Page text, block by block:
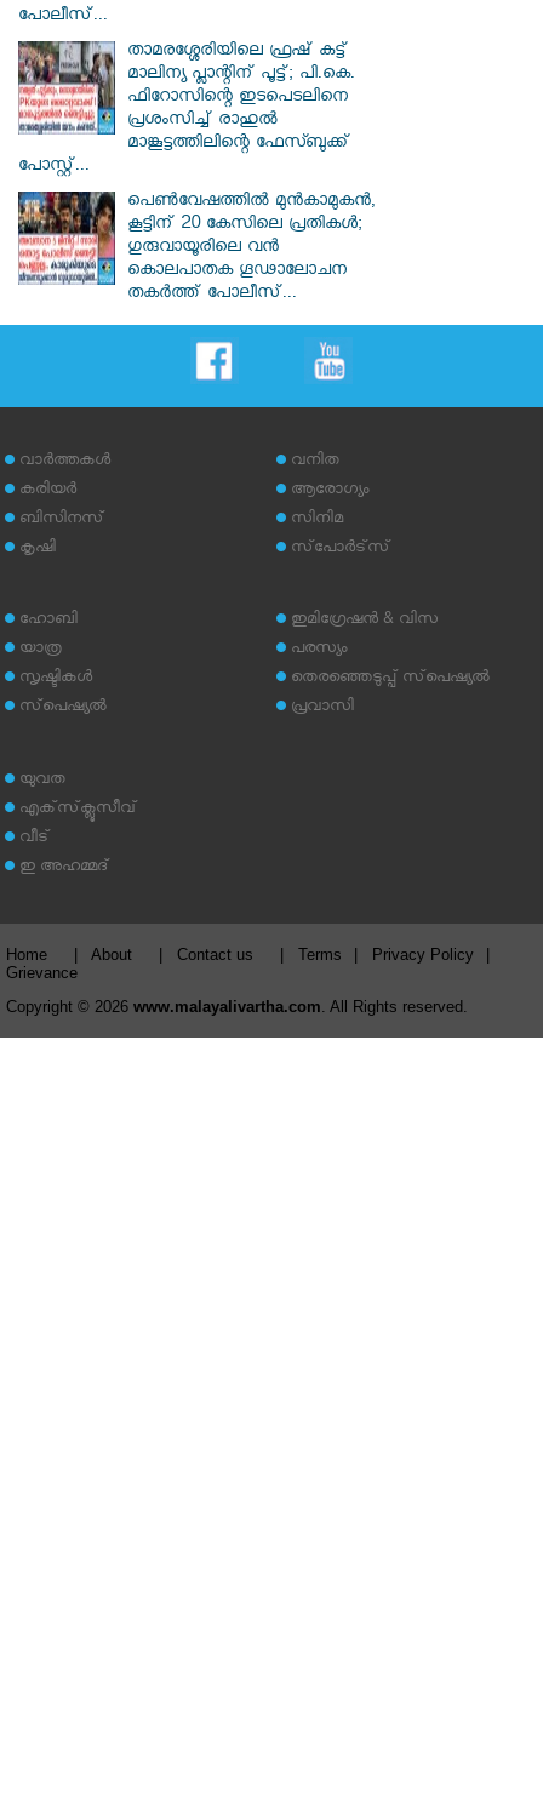
പോലീസ്...
താമരശ്ശേരിയിലെ ഫ്രഷ് കട്ട്
മാലിന്യ പ്ലാന്റിന് പൂട്ട്; പി.കെ.
ഫിറോസിന്റെ ഇടപെടലിനെ
പ്രശംസിച്ച് രാഹുൽ
മാങ്കൂട്ടത്തിലിന്റെ ഫേസ്ബുക്ക്
പോസ്റ്റ്...
പെൺവേഷത്തിൽ മുൻകാമുകൻ,
കൂട്ടിന് 20 കേസിലെ പ്രതികൾ;
ഗുരുവായൂരിലെ വൻ
കൊലപാതക ഗൂഢാലോചന
തകർത്ത് പോലീസ്...
വാര്‍ത്തകള്‍
കരിയര്‍
ബിസിനസ്
കൃഷി
വനിത
ആരോഗ്യം
സിനിമ
സ്‌പോര്‍ട്‌സ്
ഹോബി
യാത്ര
സൃഷ്ടികള്‍
സ്‌പെഷ്യല്‍
ഇമിഗ്രേഷന്‍ & വിസ
പരസ്യം
തെരഞ്ഞെടുപ്പ് സ്‌പെഷ്യല്‍
പ്രവാസി
യുവത
എക്‌സ്‌ക്ലൂസീവ്
വീട്
ഇ അഹമ്മദ്‌
Home About Contact us Terms Privacy Policy
Grievance
Copyright © 2026 www.malayalivartha.com . All Rights reserved.